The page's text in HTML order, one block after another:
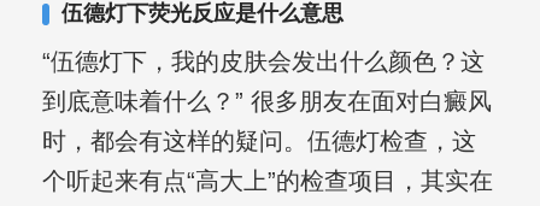
伍德灯下荧光反应是什么意思
“伍德灯下，我的皮肤会发出什么颜色？这
到底意味着什么？” 很多朋友在面对白癜风
时，都会有这样的疑问。伍德灯检查，这
个听起来有点“高大上”的检查项目，其实在